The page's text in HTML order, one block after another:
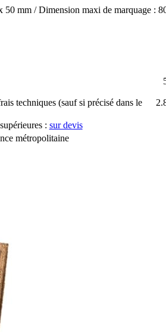
mm / Dimension maxi de marquage :
techniques (sauf si précisé dans le
: sur devis
métropolitaine